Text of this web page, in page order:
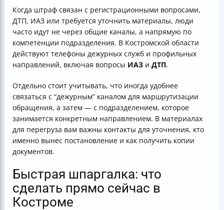
Когда штраф связан с регистрационными вопросами,
ДТП, ИАЗ или требуется уточнить материалы, люди
часто идут не через общие каналы, а напрямую по
компетенции подразделения. В Костромской области
действуют телефоны дежурных служб и профильных
направлений, включая вопросы ИАЗ и ДТП.
Отдельно стоит учитывать, что иногда удобнее
связаться с “дежурным” каналом для маршрутизации
обращения, а затем — с подразделением, которое
занимается конкретным направлением. В материалах
для перегруза вам важны контакты для уточнения, кто
именно вынес постановление и как получить копии
документов.
Быстрая шпаргалка: что
сделать прямо сейчас в
Костроме